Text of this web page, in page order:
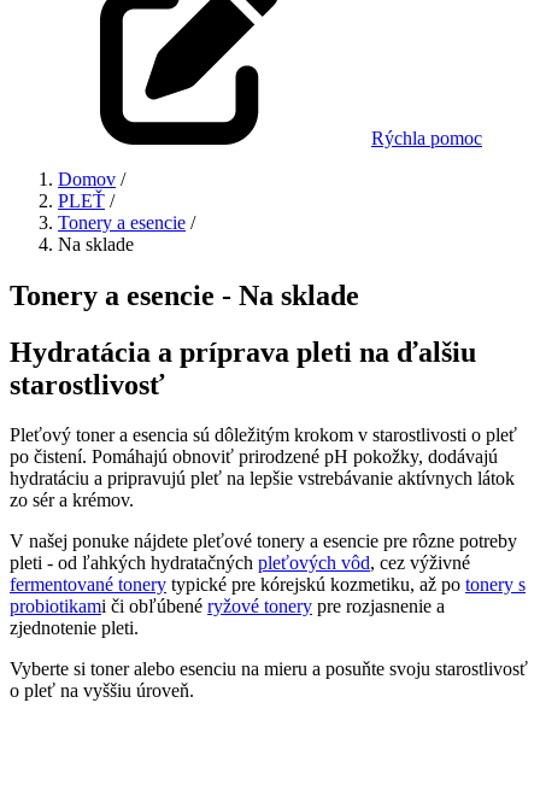
Rýchla pomoc
Domov /
PLEŤ /
Tonery a esencie /
Na sklade
Tonery a esencie - Na sklade
Hydratácia a príprava pleti na ďalšiu
starostlivosť
Pleťový toner a esencia sú dôležitým krokom v starostlivosti o pleť
po čistení. Pomáhajú obnoviť prirodzené pH pokožky, dodávajú
hydratáciu a pripravujú pleť na lepšie vstrebávanie aktívnych látok
zo sér a krémov.
V našej ponuke nájdete pleťové tonery a esencie pre rôzne potreby
pleti - od ľahkých hydratačných pleťových vôd, cez výživné
fermentované tonery typické pre kórejskú kozmetiku, až po tonery s
probiotikami či obľúbené ryžové tonery pre rozjasnenie a
zjednotenie pleti.
Vyberte si toner alebo esenciu na mieru a posuňte svoju starostlivosť
o pleť na vyššiu úroveň.